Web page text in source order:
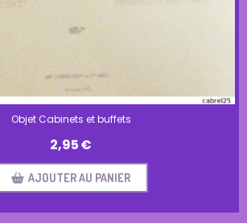
Objet Cabinets et buffets
2,95€
AJOUTER AU PANIER